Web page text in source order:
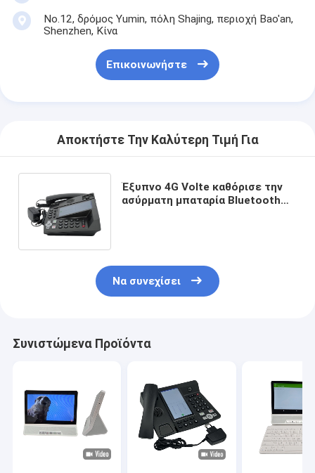
No.12, δρόμος Yumin, πόλη Shajing, περιοχή Bao'an,
Shenzhen, Κίνα
Επικοινωνήστε
Αποκτήστε Την Καλύτερη Τιμή Για
Έξυπνο 4G Volte καθόρισε την
ασύρματη μπαταρία Bluetooth
Να συνεχίσει
Συνιστώμενα Προϊόντα